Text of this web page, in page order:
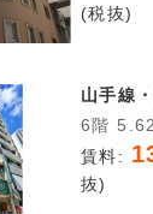
(税抜)
山手線
6階
賃料:
抜)